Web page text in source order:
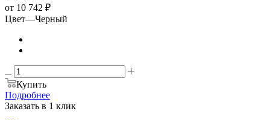
от 10 742 ₽
Цвет—Черный
Купить
Подробнее
Заказать в 1 клик